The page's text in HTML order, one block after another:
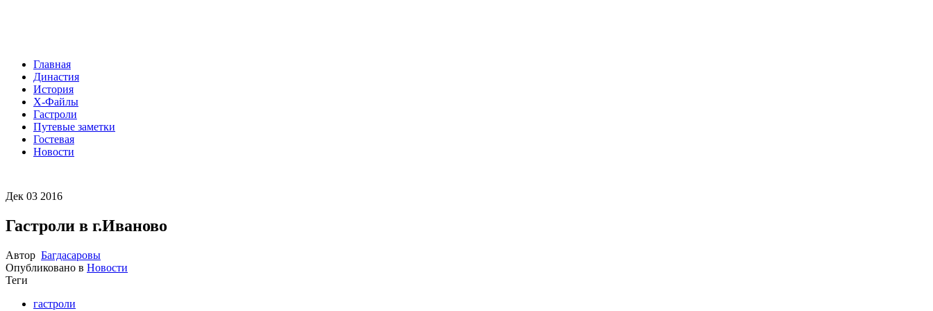
Главная
Династия
История
Х-Файлы
Гастроли
Путевые заметки
Гостевая
Новости
Дек 03 2016
Гастроли в г.Иваново
Автор Багдасаровы
Опубликовано в Новости
Теги
гастроли